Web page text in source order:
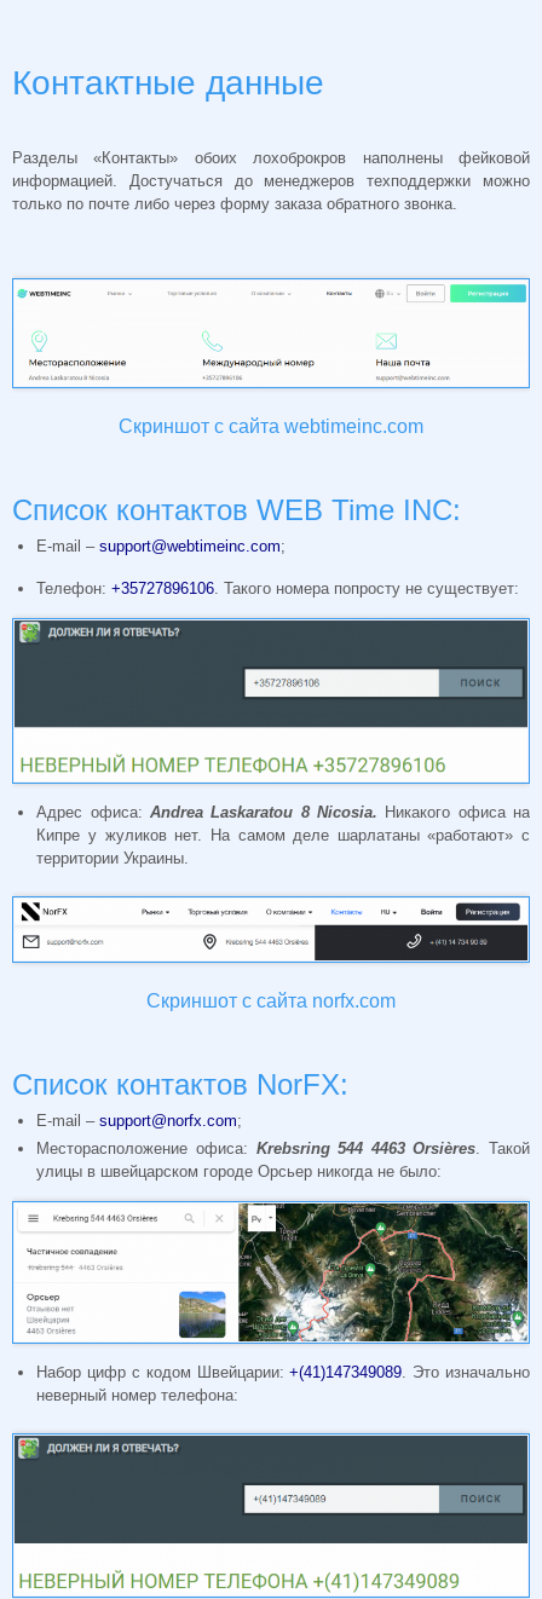
Контактные данные
Разделы «Контакты» обоих лохоброкров наполнены фейковой
информацией. Достучаться до менеджеров техподдержки можно
только по почте либо через форму заказа обратного звонка.
Скриншот с сайта webtimeinc.com
Список контактов WEB Time INC:
E-mail –support@webtimeinc.com;
Телефон:+35727896106. Такого номера попросту не существует:
Адрес офиса:Andrea Laskaratou 8 Nicosia. Никакого офиса на
Кипре у жуликов нет. На самом деле шарлатаны «работают» с
территории Украины.
Скриншот с сайта norfx.com
Список контактов NorFX:
E-mail –support@norfx.com;
Месторасположение офиса: Krebsring 544 4463Orsières. Такой
улицы в швейцарском городе Орсьер никогда не было:
Набор цифр с кодом Швейцарии:+(41)147349089. Это изначально
неверный номер телефона: